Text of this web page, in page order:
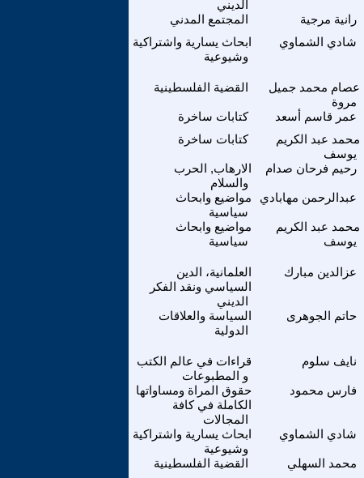
الديني
المجتمع المدني رانية مرجية
ابحاث يسارية واشتراكية
وشيوعية
شادي الشماوي
القضية الفلسطينية
عصام محمد جميل
مروة
كتابات ساخرة عمر قاسم أسعد
كتابات ساخرة
محمد عبد الكريم
يوسف
الارهاب, الحرب
والسلام
رحيم فرحان صدام
مواضيع وابحاث
سياسية
عبدالرحمن مهابادي
مواضيع وابحاث
سياسية
محمد عبد الكريم
يوسف
العلمانية، الدين
السياسي ونقد الفكر
الديني
عزالدين مبارك
السياسة والعلاقات
الدولية
حاتم الجوهرى
قراءات في عالم الكتب
و المطبوعات
نايف سلوم
حقوق المراة ومساواتها
الكاملة في كافة
المجالات
فارس محمود
ابحاث يسارية واشتراكية
وشيوعية
شادي الشماوي
القضية الفلسطينية محمد السهلي